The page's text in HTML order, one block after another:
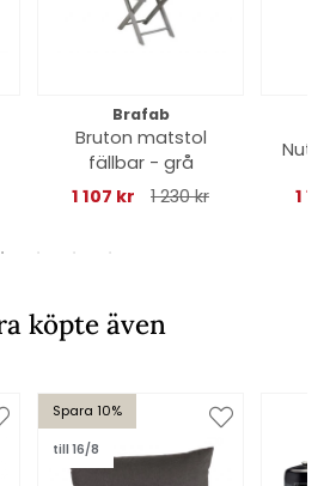
Brafab
Bruton matstol
fällbar - grå
1 107 kr
1 230 kr
1
köpte även
Spara 10%
till 16/8